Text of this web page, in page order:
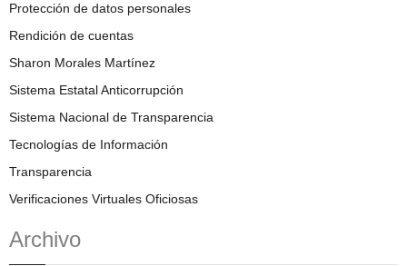
Protección de datos personales
Rendición de cuentas
Sharon Morales Martínez
Sistema Estatal Anticorrupción
Sistema Nacional de Transparencia
Tecnologías de Información
Transparencia
Verificaciones Virtuales Oficiosas
Archivo